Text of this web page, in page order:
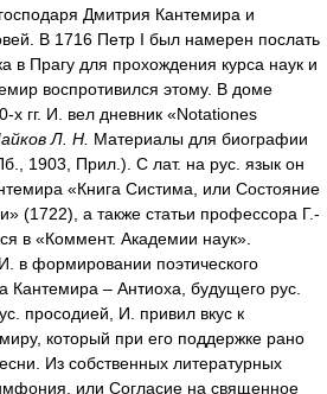
Дмитрия Кантемира и
В 1716 Петр I был намерен послать
в Прагу для прохождения курса наук и
воспротивился этому. В доме
х гг. И. вел дневник «Notationes
Л. Н. Материалы для биографии
1903, Прил.). С лат. на рус. язык он
«Книга Систима, или Состояние
(1722), а также статьи профессора Г.-
в «Коммент. Академии наук».
в формировании поэтического
Кантемира – Антиоха, будущего рус.
просодией, И. привил вкус к
который при его поддержке рано
Из собственных литературных
или Согласие на священное